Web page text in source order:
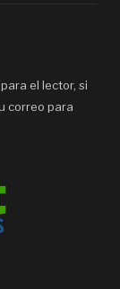
el lector, si
correo para